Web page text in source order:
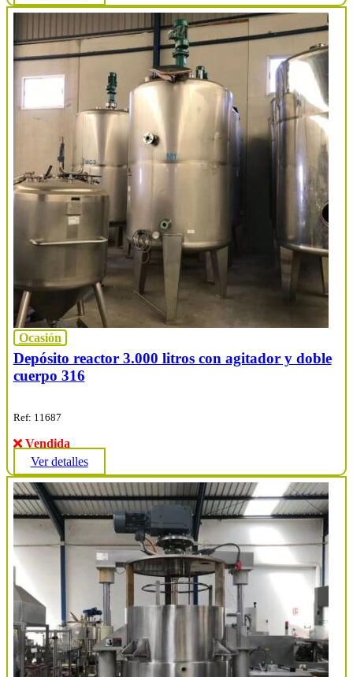
Ocasión
Depósito reactor 3.000 litros con agitador y doble
cuerpo 316
Ref: 11687
Vendida
Ver detalles